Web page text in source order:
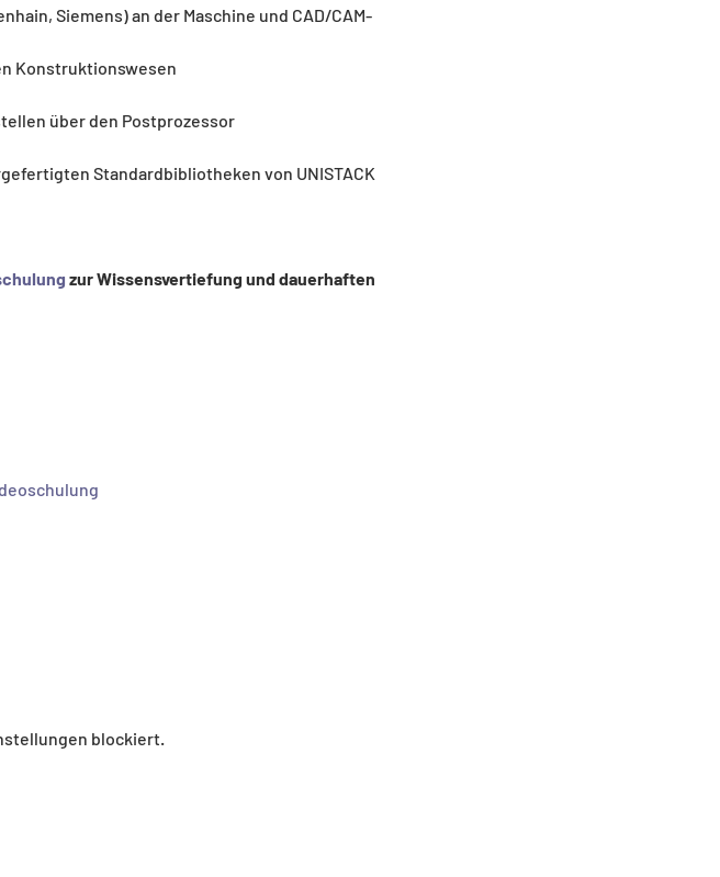
Siemens) an der Maschine und CAD/CAM-
Konstruktionswesen
über den Postprozessor
Standardbibliotheken von UNISTACK
zur Wissensvertiefung und dauerhaften
blockiert.